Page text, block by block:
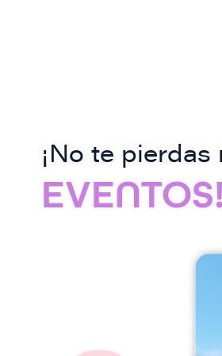
¡No te pierdas
EVENTOS!
I
g